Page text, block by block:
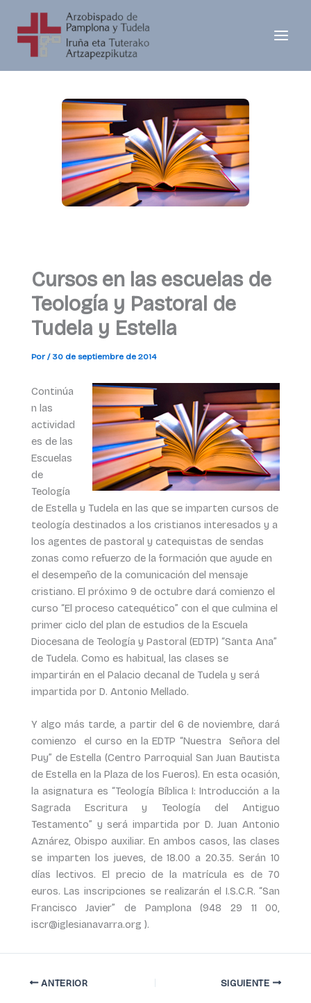
contenido
Cursos en las escuelas de
Teología y Pastoral de
Tudela y Estella
Por / 30 de septiembre de 2014
Continúa
n las
actividad
es de las
Escuelas
de
Teología
de Estella y Tudela en las que se imparten cursos de
teología destinados a los cristianos interesados y a
los agentes de pastoral y catequistas de sendas
zonas como refuerzo de la formación que ayude en
el desempeño de la comunicación del mensaje
cristiano. El próximo 9 de octubre dará comienzo el
curso “El proceso catequético” con el que culmina el
primer ciclo del plan de estudios de la Escuela
Diocesana de Teología y Pastoral (EDTP) “Santa Ana”
de Tudela. Como es habitual, las clases se
impartirán en el Palacio decanal de Tudela y será
impartida por D. Antonio Mellado.
Y algo más tarde, a partir del 6 de noviembre, dará
comienzo el curso en la EDTP “Nuestra Señora del
Puy” de Estella (Centro Parroquial San Juan Bautista
de Estella en la Plaza de los Fueros). En esta ocasión,
la asignatura es “Teología Bíblica I: Introducción a la
Sagrada Escritura y Teología del Antiguo
Testamento” y será impartida por D. Juan Antonio
Aznárez, Obispo auxiliar. En ambos casos, las clases
se imparten los jueves, de 18.00 a 20.35. Serán 10
días lectivos. El precio de la matrícula es de 70
euros. Las inscripciones se realizarán el I.S.C.R. “San
Francisco Javier” de Pamplona (948 29 11 00,
iscr@iglesianavarra.org ).
ANTERIOR SIGUIENTE